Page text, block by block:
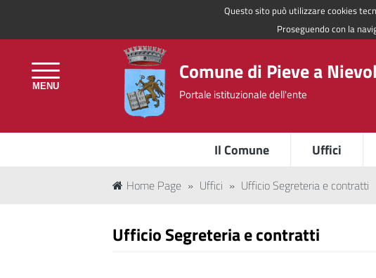
Questo sito può utilizzare cookies
Proseguendo con la
Comune di Pieve a
Portale istituzionale dell'ente
Il Comune Uffici
Home Page » Uffici » Ufficio Segreteria e contratti
Ufficio Segreteria e contratti